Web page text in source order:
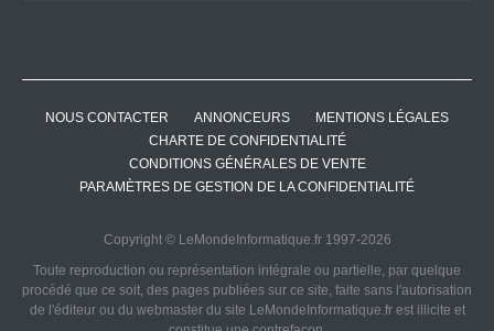
NOUS CONTACTER ANNONCEURS
MENTIONS LÉGALES
CHARTE DE CONFIDENTIALITÉ
CONDITIONS GÉNÉRALES DE VENTE
PARAMÈTRES DE GESTION DE LA CONFIDENTIALITÉ
Copyright © LeMondeInformatique.fr 1997-2026
Toute reproduction ou représentation intégrale ou partielle, par quelque
procédé que ce soit, des pages publiées sur ce site, faite sans l'autorisation
de l'éditeur ou du webmaster du site LeMondeInformatique.fr est illicite et